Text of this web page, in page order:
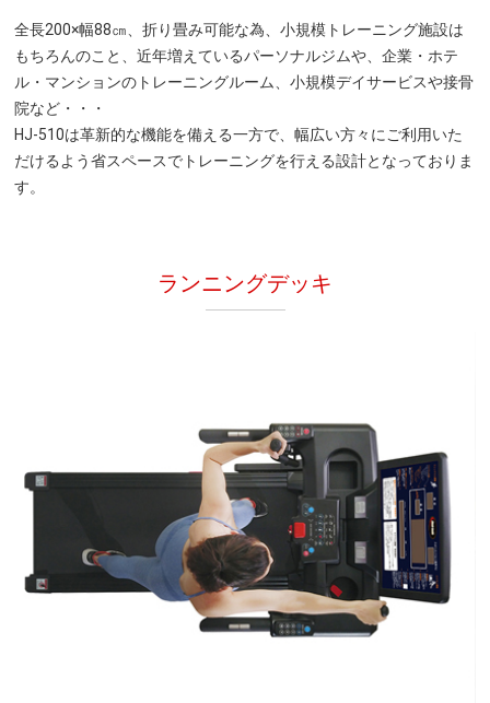
全長200×幅88㎝、折り畳み可能な為、小規模トレーニング施設は
もちろんのこと、近年増えているパーソナルジムや、企業・ホテ
ル・マンションのトレーニングルーム、小規模デイサービスや接骨
院など・・・
HJ-510は革新的な機能を備える一方で、幅広い方々にご利用いた
だけるよう省スペースでトレーニングを行える設計となっておりま
す。
ランニングデッキ